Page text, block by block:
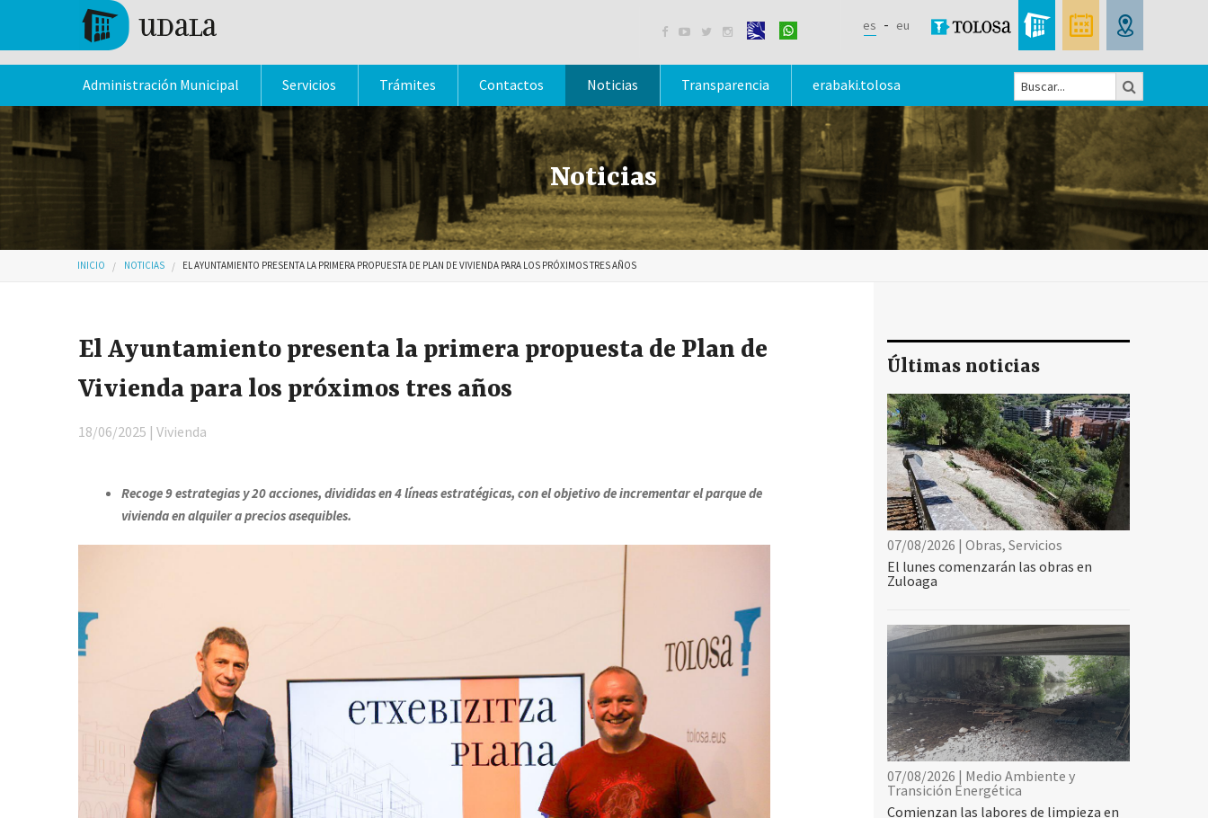
Pasar al contenido principal
    es eu
Formulario
de
búsqueda
Administración Municipal Servicios Trámites Contactos Noticias Transparencia erabaki.tolosa
Noticias
Usted está aquí
INICIO NOTICIAS EL AYUNTAMIENTO PRESENTA LA PRIMERA PROPUESTA DE PLAN DE VIVIENDA PARA LOS PRÓXIMOS TRES AÑOS
El Ayuntamiento presenta la primera propuesta de Plan de
Vivienda para los próximos tres años
18/06/2025 | Vivienda
Recoge 9 estrategias y 20 acciones, divididas en 4 líneas estratégicas, con el objetivo de incrementar el parque de
vivienda en alquiler a precios asequibles.
Últimas noticias
07/08/2026 | Obras, Servicios
El lunes comenzarán las obras en
Zuloaga
07/08/2026 | Medio Ambiente y
Transición Energética
Comienzan las labores de limpieza en